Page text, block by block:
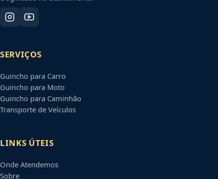
SERVIÇOS
Guincho para Carro
Guincho para Moto
Guincho para Caminhão
Transporte de Veículos
LINKS ÚTEIS
Onde Atendemos
Sobre